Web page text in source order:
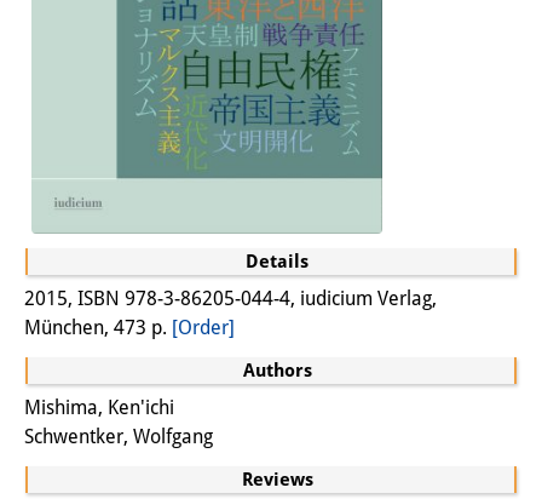
Series of Lectures
Symposia and Conferences
Workshops
Other Events
Publications
Publications Overview
Recent Publications
Contemporary Japan
DIJ Monograph Series
DIJ Working Papers
Details
2015, ISBN 978-3-86205-044-4, iudicium Verlag,
München, 473 p. [Order]
Authors
Mishima, Ken'ichi
Schwentker, Wolfgang
Reviews